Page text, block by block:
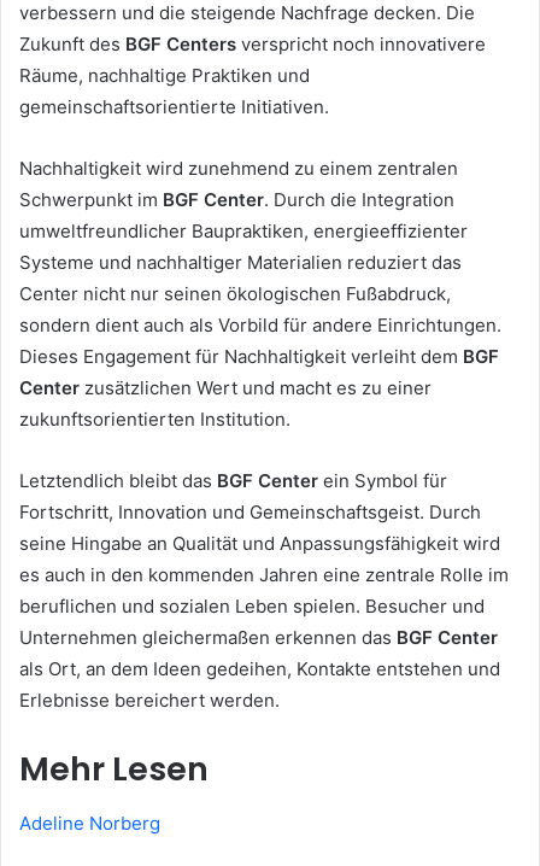
verbessern und die steigende Nachfrage decken. Die
Zukunft des BGF Centers verspricht noch innovativere
Räume, nachhaltige Praktiken und
gemeinschaftsorientierte Initiativen.
Nachhaltigkeit wird zunehmend zu einem zentralen
Schwerpunkt im BGF Center. Durch die Integration
umweltfreundlicher Baupraktiken, energieeffizienter
Systeme und nachhaltiger Materialien reduziert das
Center nicht nur seinen ökologischen Fußabdruck,
sondern dient auch als Vorbild für andere Einrichtungen.
Dieses Engagement für Nachhaltigkeit verleiht dem BGF
Center zusätzlichen Wert und macht es zu einer
zukunftsorientierten Institution.
Letztendlich bleibt das BGF Center ein Symbol für
Fortschritt, Innovation und Gemeinschaftsgeist. Durch
seine Hingabe an Qualität und Anpassungsfähigkeit wird
es auch in den kommenden Jahren eine zentrale Rolle im
beruflichen und sozialen Leben spielen. Besucher und
Unternehmen gleichermaßen erkennen das BGF Center
als Ort, an dem Ideen gedeihen, Kontakte entstehen und
Erlebnisse bereichert werden.
Mehr Lesen
Adeline Norberg